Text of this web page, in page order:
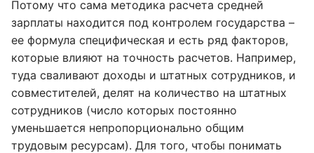
Потому что сама методика расчета средней
зарплаты находится под контролем государства –
ее формула специфическая и есть ряд факторов,
которые влияют на точность расчетов. Например,
туда сваливают доходы и штатных сотрудников, и
совместителей, делят на количество на штатных
сотрудников (число которых постоянно
уменьшается непропорционально общим
трудовым ресурсам). Для того, чтобы понимать